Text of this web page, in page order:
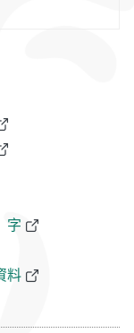
字
料